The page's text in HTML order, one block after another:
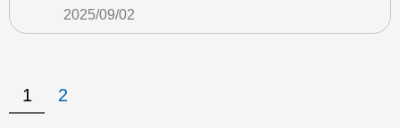
2025/09/02
1 2